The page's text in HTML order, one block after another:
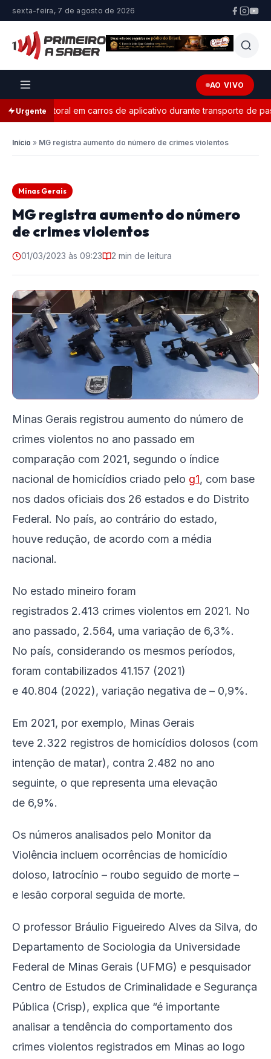
sexta-feira, 7 de agosto de 2026
AO VIVO
Urgente
eleitoral em carros de aplicativo durante transporte de
Início » MG registra aumento do número de crimes violentos
Minas Gerais
MG registra aumento do número
de crimes violentos
01/03/2023 às 09:23 2 min de leitura
Minas Gerais registrou aumento do número de
crimes violentos no ano passado em
comparação com 2021, segundo o índice
nacional de homicídios criado pelo g1, com base
nos dados oficiais dos 26 estados e do Distrito
Federal. No país, ao contrário do estado,
houve redução, de acordo com a média
nacional.
No estado mineiro foram
registrados 2.413 crimes violentos em 2021. No
ano passado, 2.564, uma variação de 6,3%.
No país, considerando os mesmos períodos,
foram contabilizados 41.157 (2021)
e 40.804 (2022), variação negativa de – 0,9%.
Em 2021, por exemplo, Minas Gerais
teve 2.322 registros de homicídios dolosos (com
intenção de matar), contra 2.482 no ano
seguinte, o que representa uma elevação
de 6,9%.
Os números analisados pelo Monitor da
Violência incluem ocorrências de homicídio
doloso, latrocínio – roubo seguido de morte –
e lesão corporal seguida de morte.
O professor Bráulio Figueiredo Alves da Silva, do
Departamento de Sociologia da Universidade
Federal de Minas Gerais (UFMG) e pesquisador
Centro de Estudos de Criminalidade e Segurança
Pública (Crisp), explica que “é importante
analisar a tendência do comportamento dos
crimes violentos registrados em Minas ao logo